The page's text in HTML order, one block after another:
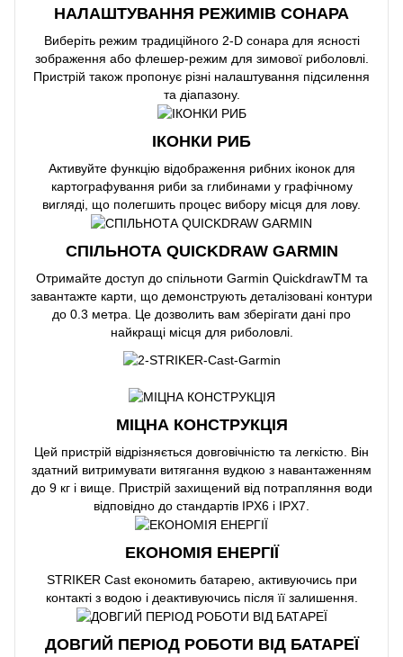
НАЛАШТУВАННЯ РЕЖИМІВ СОНАРА
Виберіть режим традиційного 2-D сонара для ясності
зображення або флешер-режим для зимової риболовлі.
Пристрій також пропонує різні налаштування підсилення
та діапазону.
ІКОНКИ РИБ
Активуйте функцію відображення рибних іконок для
картографування риби за глибинами у графічному
вигляді, що полегшить процес вибору місця для лову.
СПІЛЬНОТА QUICKDRAW GARMIN
Отримайте доступ до спільноти Garmin QuickdrawTM та
завантажте карти, що демонструють деталізовані контури
до 0.3 метра. Це дозволить вам зберігати дані про
найкращі місця для риболовлі.
МІЦНА КОНСТРУКЦІЯ
Цей пристрій відрізняється довговічністю та легкістю. Він
здатний витримувати витягання вудкою з навантаженням
до 9 кг і вище. Пристрій захищений від потрапляння води
відповідно до стандартів IPX6 і IPX7.
ЕКОНОМІЯ ЕНЕРГІЇ
STRIKER Cast економить батарею, активуючись при
контакті з водою і деактивуючись після її залишення.
ДОВГИЙ ПЕРІОД РОБОТИ ВІД БАТАРЕЇ